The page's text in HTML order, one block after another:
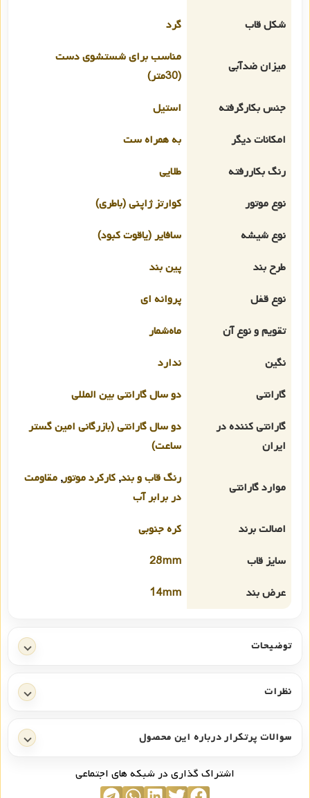
شکل قاب
گرد
میزان ضدآبی
مناسب برای شستشوی دست
(30متر)
جنس بکارگرفته
استیل
امکانات دیگر
به همراه ست
رنگ بکاررفته
طلایی
نوع موتور
کوارتز ژاپنی (باطری)
نوع شیشه
سافایر (یاقوت کبود)
طرح بند
پین بند
نوع قفل
پروانه ای
تقویم و نوع آن
ماه‌شمار
نگین
ندارد
گارانتی
دو سال گارانتی بین المللی
گارانتی کننده در
ایران
دو سال گارانتی (بازرگانی امین گستر
ساعت)
موارد گارانتی
رنگ قاب و بند, کارکرد موتور, مقاومت
در برابر آب
اصالت برند
کره جنوبی
سایز قاب
28mm
عرض بند
14mm
توضیحات
نظرات
سوالات پرتکرار درباره این محصول
اشتراک گذاری در شبکه های اجتماعی